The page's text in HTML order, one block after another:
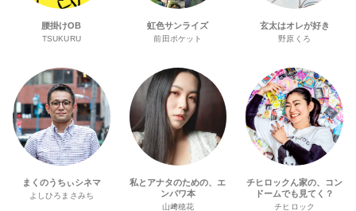
腰掛けOB
TSUKURU
虹色サンライズ
前田ポケット
玄太はオレが好き
野原くろ
まくのうちぃシネマ
よしひろまさみち
私とアナタのための、エ
ンパワ本
山﨑穂花
チヒロックん家の、コン
ドームでも見てく？
チヒロック